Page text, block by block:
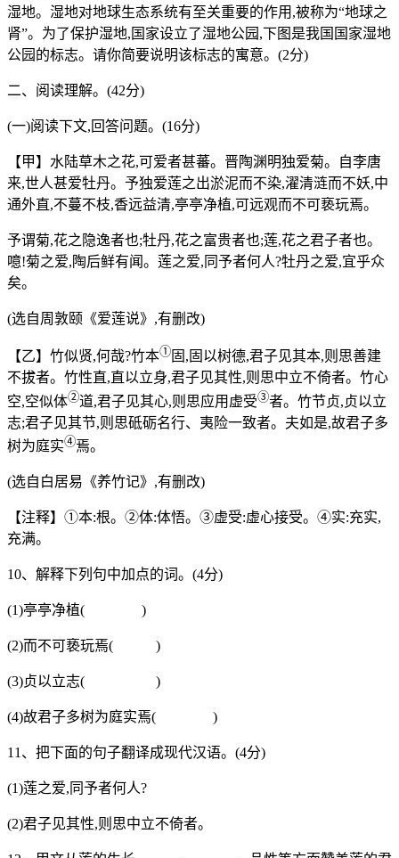
湿地。湿地对地球生态系统有至关重要的作用,被称为“地球之
肾”。为了保护湿地,国家设立了湿地公园,下图是我国国家湿地
公园的标志。请你简要说明该标志的寓意。(2分)
二、阅读理解。(42分)
(一)阅读下文,回答问题。(16分)
【甲】水陆草木之花,可爱者甚蕃。晋陶渊明独爱菊。自李唐
来,世人甚爱牡丹。予独爱莲之出淤泥而不染,濯清涟而不妖,中
通外直,不蔓不枝,香远益清,亭亭净植,可远观而不可亵玩焉。
予谓菊,花之隐逸者也;牡丹,花之富贵者也;莲,花之君子者也。
噫!菊之爱,陶后鲜有闻。莲之爱,同予者何人?牡丹之爱,宜乎众
矣。
(选自周敦颐《爱莲说》,有删改)
【乙】竹似贤,何哉?竹本① 固,固以树德,君子见其本,则思善建
不拔者。竹性直,直以立身,君子见其性,则思中立不倚者。竹心
空,空似体②道,君子见其心,则思应用虚受③者。竹节贞,贞以立
志;君子见其节,则思砥砺名行、夷险一致者。夫如是,故君子多
树为庭实④焉。
(选自白居易《养竹记》,有删改)
【注释】①本:根。②体:体悟。③虚受:虚心接受。④实:充实,
充满。
10、解释下列句中加点的词。(4分)
(1)亭亭净植( )
(2)而不可亵玩焉( )
(3)贞以立志( )
(4)故君子多树为庭实焉( )
11、把下面的句子翻译成现代汉语。(4分)
(1)莲之爱,同予者何人?
(2)君子见其性,则思中立不倚者。